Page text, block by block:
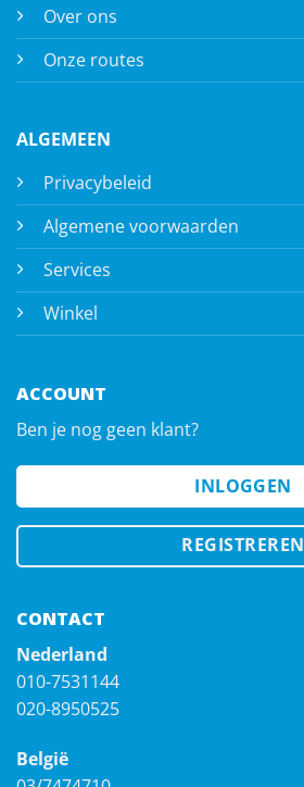
Over ons
Onze routes
ALGEMEEN
Privacybeleid
Algemene voorwaarden
Services
Winkel
ACCOUNT
Ben je nog geen klant?
INLOGGEN
REGISTREREN
CONTACT
Nederland
010-7531144
020-8950525
België